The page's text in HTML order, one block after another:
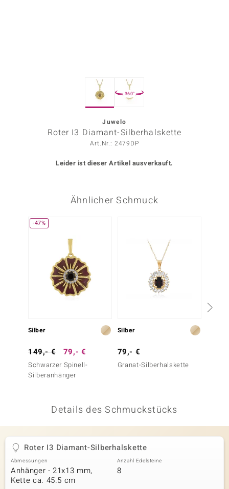
BY DE MELO
360°
Juwelo
Roter I3 Diamant-Silberhalskette
Art.Nr.: 2479DP
Leider ist dieser Artikel ausverkauft.
Ähnlicher Schmuck
-47%
Silber
149,- € 79,- €
Schwarzer Spinell-
Silberanhänger
Silber
79,- €
Granat-Silberhalskette
Details des Schmuckstücks
Roter I3 Diamant-Silberhalskette
Abmessungen
Anhänger - 21x13 mm,
Kette ca. 45.5 cm
Anzahl Edelsteine
8